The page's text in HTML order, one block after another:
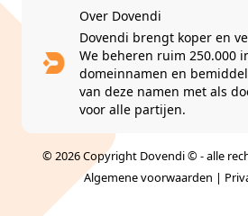
Over Dovendi
Dovendi brengt koper en
We beheren ruim 250.000
domeinnamen en
van deze namen met als
voor alle partijen.
© 2026 Copyright Dovendi © - alle
Algemene voorwaarden |